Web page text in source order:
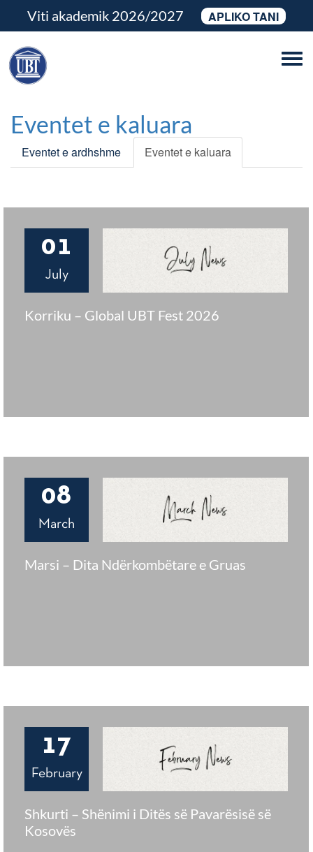
Viti akademik 2026/2027 APLIKO TANI
Eventet e kaluara
Eventet e ardhshme Eventet e kaluara
01
July
Korriku – Global UBT Fest 2026
08
March
Marsi – Dita Ndërkombëtare e Gruas
17
February
Shkurti – Shënimi i Ditës së Pavarësisë së
Kosovës